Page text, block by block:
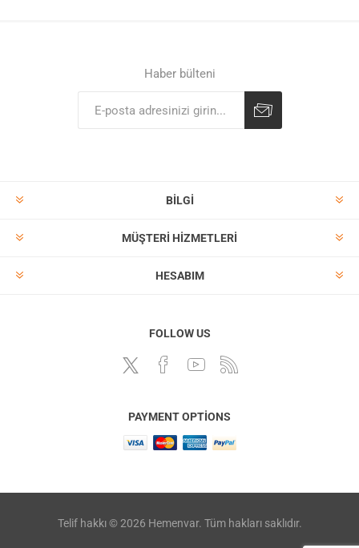
Haber bülteni
BILGI
MÜŞTERI HIZMETLERI
HESABIM
FOLLOW US
PAYMENT OPTIONS
Telif hakkı © 2026 Hemenvar. Tüm hakları saklıdır.